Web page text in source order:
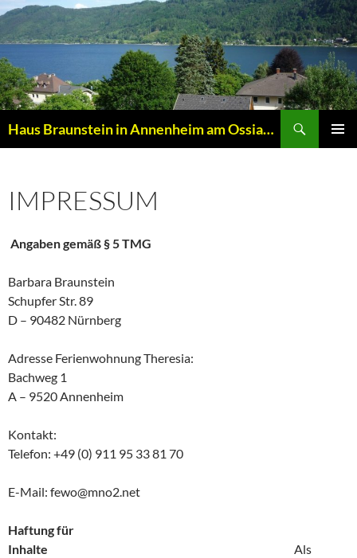
Zum
Inhalt
springen
Haus Braunstein in Annenheim am Ossiacher See
IMPRESSUM
Angaben gemäß § 5 TMG
Barbara Braunstein
Schupfer Str. 89
D – 90482 Nürnberg
Adresse Ferienwohnung Theresia:
Bachweg 1
A – 9520 Annenheim
Kontakt:
Telefon: +49 (0) 911 95 33 81 70
E-Mail: fewo@mno2.net
Haftung für
Inhalte Als